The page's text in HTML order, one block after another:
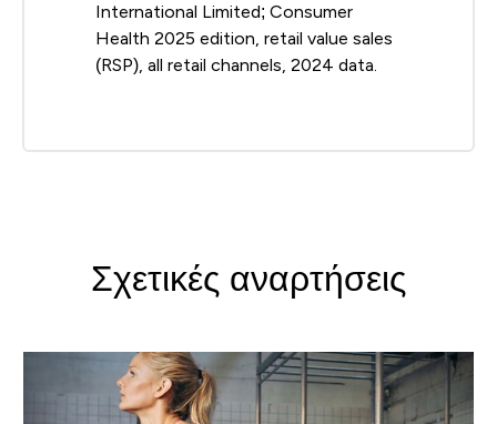
International Limited; Consumer
Health 2025 edition, retail value sales
(RSP), all retail channels, 2024 data.
Σχετικές αναρτήσεις